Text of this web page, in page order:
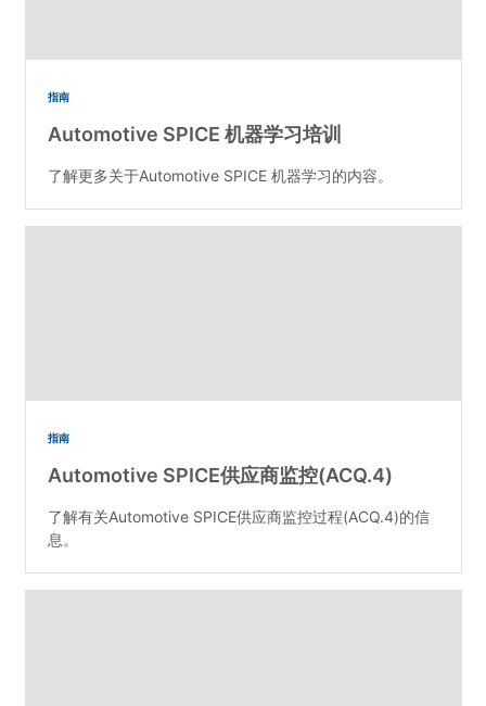
指南
Automotive SPICE 机器学习培训
了解更多关于Automotive SPICE 机器学习的内容。
指南
Automotive SPICE供应商监控(ACQ.4)
了解有关Automotive SPICE供应商监控过程(ACQ.4)的信
息。